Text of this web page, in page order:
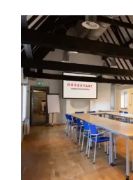
De
tot 30 personen